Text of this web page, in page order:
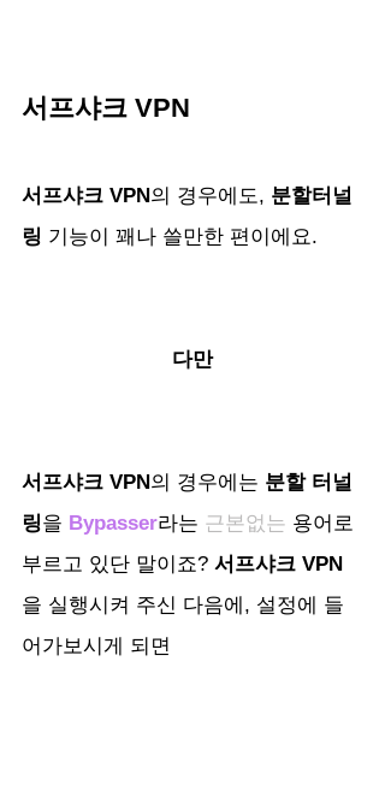
서프샤크 VPN
서프샤크 VPN 의 경우에도, 분할터널
링 기능이 꽤나 쓸만한 편이에요.
다만
서프샤크 VPN 의 경우에는 분할 터널
링을 Bypasser라는 근본없는 용어로
부르고 있단 말이죠? 서프샤크 VPN
을 실행시켜 주신 다음에, 설정에 들
어가보시게 되면